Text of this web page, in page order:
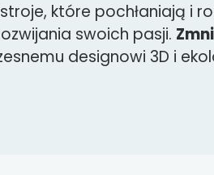
które pochłaniają i
swoich pasji.
designowi 3D i